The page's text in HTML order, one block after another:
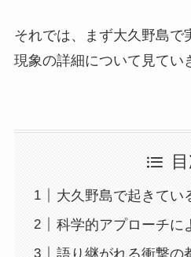
それでは、まず大久野島で
現象の詳細について見てい
大久野島で起きてい
科学的アプローチに
語り継がれる衝撃の